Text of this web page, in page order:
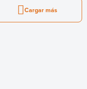
Cargar más